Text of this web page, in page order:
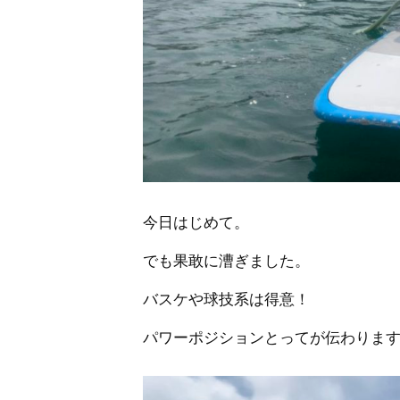
今日はじめて。
でも果敢に漕ぎました。
バスケや球技系は得意！
パワーポジションとってが伝わりま